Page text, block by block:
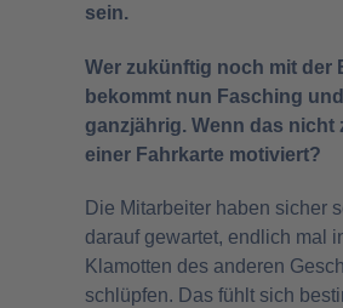
sein.
Wer zukünftig noch mit der
bekommt nun Fasching
ganzjährig. Wenn das nicht
einer Fahrkarte motiviert?
Die Mitarbeiter haben sicher
darauf gewartet, endlich mal
Klamotten des anderen
schlüpfen. Das fühlt sich